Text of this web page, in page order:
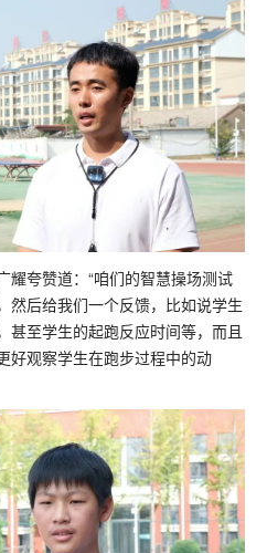
耀夸赞道：“咱们的智慧操场测试
然后给我们一个反馈，比如说学生
甚至学生的起跑反应时间等，而且
好观察学生在跑步过程中的动